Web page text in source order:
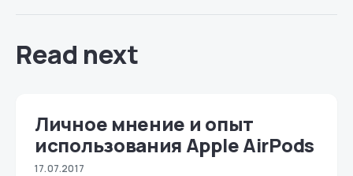
Read next
Личное мнение и опыт
использования Apple AirPods
17.07.2017